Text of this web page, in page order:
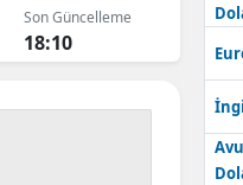
Son Güncelleme
18:10